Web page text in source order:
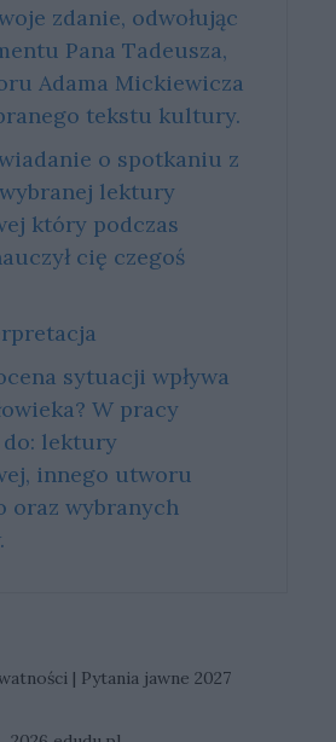
zdanie, odwołując
Pana Tadeusza,
Adama Mickiewicza
tekstu kultury.
o spotkaniu z
lektury
który podczas
cię czegoś
sytuacji wpływa
W pracy
do: lektury
innego utworu
oraz wybranych
| Pytania jawne 2027